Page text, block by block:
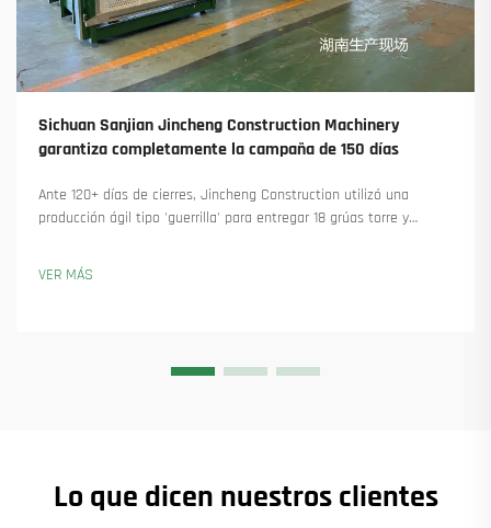
Sichuan Sanjian Jincheng Construction Machinery
garantiza completamente la campaña de 150 días
Ante 120+ días de cierres, Jincheng Construction utilizó una
producción ágil tipo 'guerrilla' para entregar 18 grúas torre y
la producción en marcha. Obtenga más información.
VER MÁS
Lo que dicen nuestros clientes